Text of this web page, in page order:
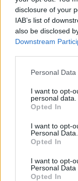
disclosure of your
IAB’s list of
also be disclosed
Downstream
Personal
I want to opt-
personal data.
Opted In
I want to opt-
Personal Data.
Opted In
I want to opt-
Personal Data
Opted In
με πιστόλι
Ένα σοβαρό
μαθητή Γυμνασίου